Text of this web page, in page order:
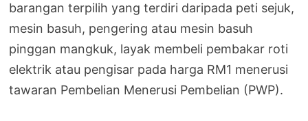
barangan terpilih yang terdiri daripada peti sejuk,
mesin basuh, pengering atau mesin basuh
pinggan mangkuk, layak membeli pembakar roti
elektrik atau pengisar pada harga RM1 menerusi
tawaran Pembelian Menerusi Pembelian (PWP).